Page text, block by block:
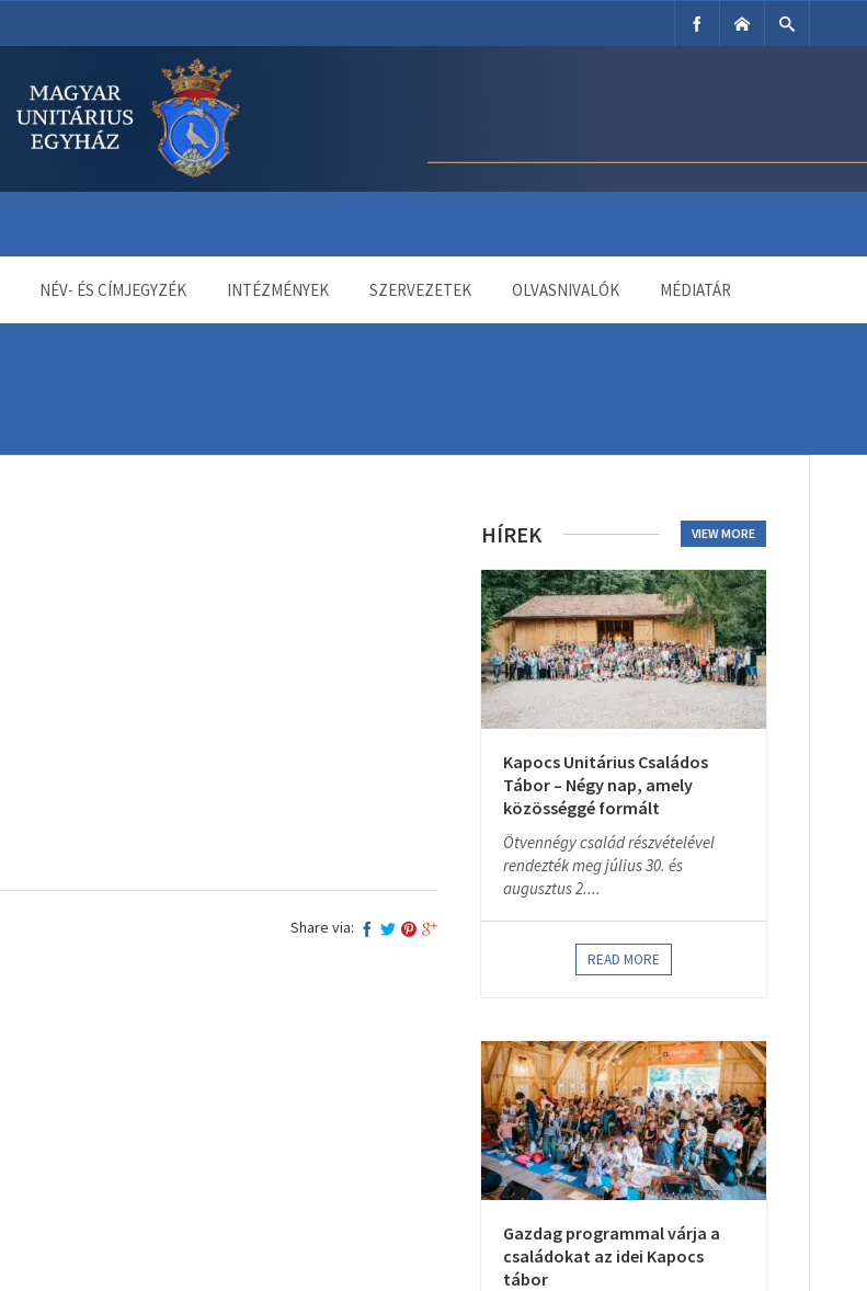
NÉV- ÉS CÍMJEGYZÉK INTÉZMÉNYEK SZERVEZETEK OLVASNIVALÓK MÉDIATÁR
Share via:
HÍREK VIEW MORE
Kapocs Unitárius Családos
Tábor – Négy nap, amely
közösséggé formált
Ötvennégy család részvételével
rendezték meg július 30. és
augusztus 2....
READ MORE
Gazdag programmal várja a
családokat az idei Kapocs
tábor